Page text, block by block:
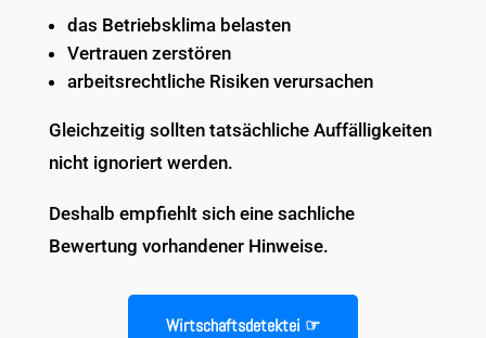
das Betriebsklima belasten
Vertrauen zerstören
arbeitsrechtliche Risiken verursachen
Gleichzeitig sollten tatsächliche Auffälligkeiten
nicht ignoriert werden.
Deshalb empfiehlt sich eine sachliche
Bewertung vorhandener Hinweise.
Wirtschaftsdetektei ☞